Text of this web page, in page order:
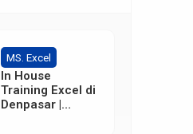
MS. Excel
In House
Training Excel di
Denpasar |